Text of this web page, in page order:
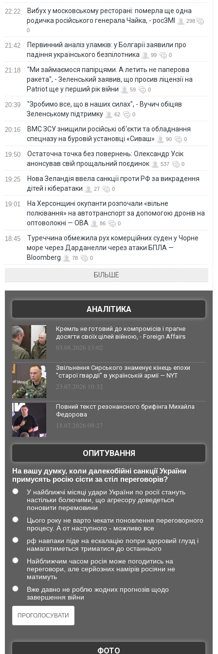
22:22
Вибух у московському ресторані: померла ще одна
родичка російського генерала Чайка, - росЗМІ
298
0
21:42
Первинний аналіз уламків: у Болгарії заявили про
падіння українського безпілотника
99 0
21:18
"Ми займаємося папірцями. А летить не паперова
ракета", - Зеленський заявив, що просив ліцензії на
Patriot ще у перший рік війни
59 0
20:39
"Зробимо все, що в наших силах", - Вучич обіцяв
Зеленському підтримку
62 0
20:16
ВМС ЗСУ знищили російські об'єкти та обладнання
спецназу на буровій установці «Сиваш»
90 0
19:50
Остаточна точка без повернень: Олександр Усік
анонсував свій прощальний поєдинок
537 0
19:25
Нова Зеландія ввела санкції проти РФ за викрадення
дітей і кібератаки
27 0
19:01
На Херсонщині окупанти розпочали «вільне
полювання» на автотранспорт за допомогою дронів на
оптоволокні — ОВА
86 0
18:45
Туреччина обмежила рух комерційних суден у Чорне
море через Дарданелли через атаки БПЛА —
Bloomberg
78 0
БІЛЬШЕ
АНАЛІТИКА
Кремль не готовий до компромісів і прагне
досягти своїх цілей війною, - Foreign Affairs
03.08.2026 13:02
Звільнення Сирського знаменує кінець епохи
"старої гвардії" в українській армії — NYT
23.07.2026 10:32
Повний текст резонансного брифінга Михайла
Федорова
18.07.2026 09:27
ОПИТУВАННЯ
На вашу думку, коли далекобійні санкції України
примусять росію сісти за стіл переговорів?
У найближчі місяці удари України по росії стануть
настільки болючими, що агресору доведеться
поновити перемовини
Цього року не варто чекати поновлення переговорного
процесу. А от наступного - можливо все
рф навпаки піде на ескалацію попри здоровий глузд і
намагатиметься триматися до останнього
Найближчим часом росія може погодитись на
переговори, але серйозних намірів росіяни не
матимуть
Вже давно не роблю жодних прогнозів щодо
завершення війни
ФОТО